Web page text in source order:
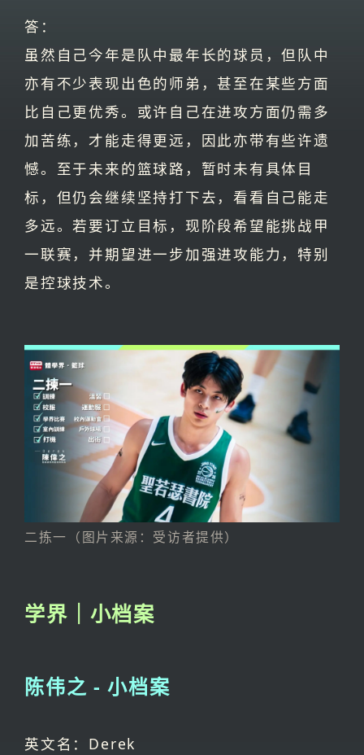
答：
虽然自己今年是队中最年长的球员，但队中
亦有不少表现出色的师弟，甚至在某些方面
比自己更优秀。或许自己在进攻方面仍需多
加苦练，才能走得更远，因此亦带有些许遗
憾。至于未来的篮球路，暂时未有具体目
标，但仍会继续坚持打下去，看看自己能走
多远。若要订立目标，现阶段希望能挑战甲
一联赛，并期望进一步加强进攻能力，特别
是控球技术。
二拣一（图片来源：受访者提供）
学界｜小档案
陈伟之 - 小档案
英文名：Derek